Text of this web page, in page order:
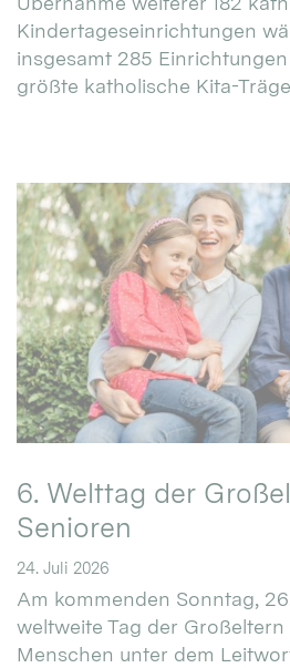
Kindertageseinrichtungen
insgesamt 285
größte katholische Kita-
6. Welttag der
Senioren
24. Juli 2026
Am kommenden Sonntag,
weltweite Tag der Großeltern
Menschen unter dem